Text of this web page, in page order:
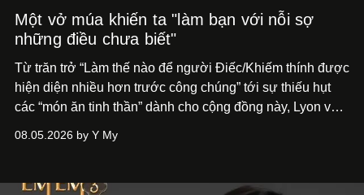
Một vở múa khiến ta "làm bạn với nỗi sợ
những điều chưa biết"
Từ trăn trở “Làm thế nào để người Điếc/Khiếm thính được
hiện diện nhiều hơn trước công chúng” tới sự thiếu hụt
các “món ăn tinh thần” dành cho cộng đồng này, Lyon và
phẩm múa đương đại thành hiện thực, mang tên Lắng
08.05.2026 by Y My